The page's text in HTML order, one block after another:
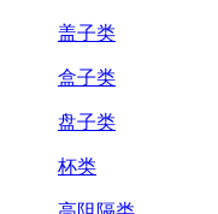
盖子类
盒子类
盘子类
杯类